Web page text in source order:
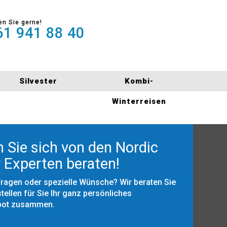
Sie gerne!
941 88 40
Silvester Kombi-
Winterreisen
Sie sich von den Nordic
beraten!
oder spezielle Wünsche? Wir beraten Sie
für Sie Ihr ganz persönliches
zusammen.